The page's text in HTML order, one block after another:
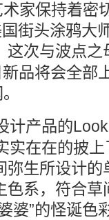
家保持着密
街头涂鸦大
这次与波点之
品将会全部
计产品的
实在在的披
弥生所设计
色系，符合
婆”的怪诞色